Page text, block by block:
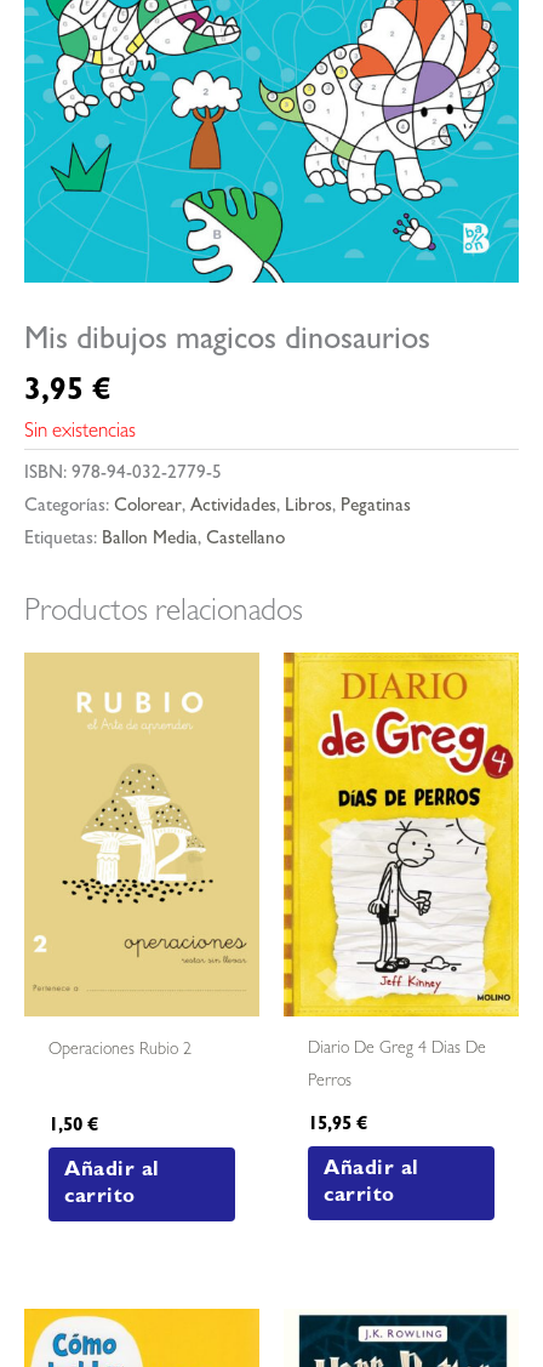
Mis dibujos magicos dinosaurios
3,95 €
Sin existencias
ISBN: 978-94-032-2779-5
Categorías: Colorear, Actividades, Libros, Pegatinas
Etiquetas: Ballon Media, Castellano
Productos relacionados
Operaciones Rubio 2
1,50€
Añadir al
carrito
Diario De Greg 4 Dias De
Perros
15,95€
Añadir al
carrito